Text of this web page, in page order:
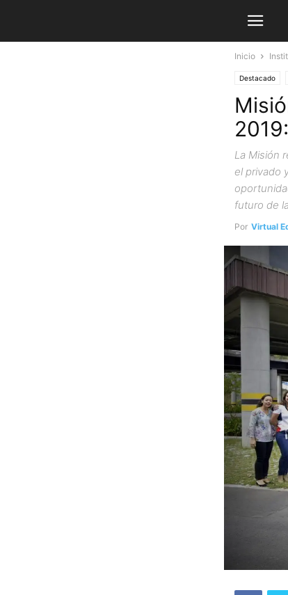
Inicio
Destacado
La Misión
el privado
futuro de
Por Virtual